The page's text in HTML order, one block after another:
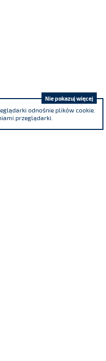
odnośnie plików cookie.
przeglądarki.
Nie pokazuj więcej